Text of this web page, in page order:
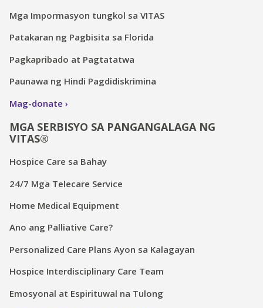
Mga Impormasyon tungkol sa VITAS
Patakaran ng Pagbisita sa Florida
Pagkapribado at Pagtatatwa
Paunawa ng Hindi Pagdidiskrimina
Mag-donate
MGA SERBISYO SA PANGANGALAGA NG
VITAS®
Hospice Care sa Bahay
24/7 Mga Telecare Service
Home Medical Equipment
Ano ang Palliative Care?
Personalized Care Plans Ayon sa Kalagayan
Hospice Interdisciplinary Care Team
Emosyonal at Espirituwal na Tulong